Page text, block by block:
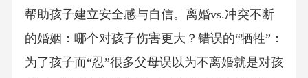
帮助孩子建立安全感与自信。离婚vs.冲突不断
的婚姻：哪个对孩子伤害更大？错误的“牺牲”：
为了孩子而“忍”很多父母误以为不离婚就是对孩